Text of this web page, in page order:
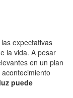
expectativas
la vida. A pesar
en un plan
puede